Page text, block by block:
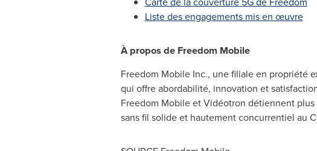
Liste des engagements mis en œuvre
À propos de Freedom Mobile
Freedom Mobile Inc., une filiale en propriété
qui offre abordabilité, innovation et
Freedom Mobile et Vidéotron détiennent
sans fil solide et hautement concurrentiel au